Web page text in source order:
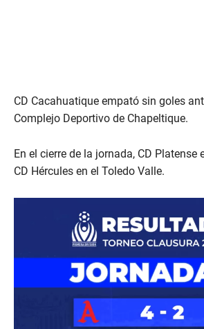
CD Cacahuatique empató sin goles
Complejo Deportivo de Chapeltique.
En el cierre de la jornada, CD Platense
CD Hércules en el Toledo Valle.